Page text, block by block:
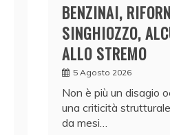
BENZINAI,
SINGHIOZZO,
ALLO STREMO
5 Agosto 2026
Non è più un disagio
una criticità
da mesi…